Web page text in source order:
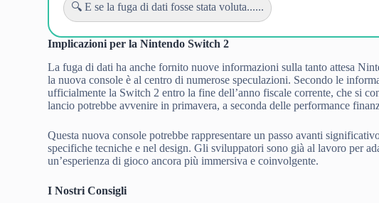
🔍 E se la fuga di dati fosse stata voluta......
Implicazioni per la Nintendo Switch 2
La fuga di dati ha anche fornito nuove informazioni sulla tanto attesa
la nuova console è al centro di numerose speculazioni. Secondo le
ufficialmente la Switch 2 entro la fine dell’anno fiscale corrente, che si
lancio potrebbe avvenire in primavera, a seconda delle performance
Questa nuova console potrebbe rappresentare un passo avanti
specifiche tecniche e nel design. Gli sviluppatori sono già al lavoro per
un’esperienza di gioco ancora più immersiva e coinvolgente.
I Nostri Consigli